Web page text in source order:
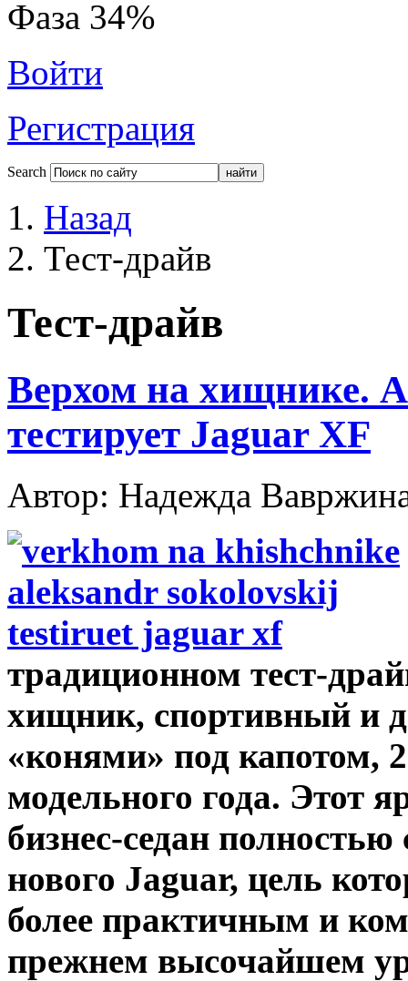
Фаза 34%
Войти
Регистрация
Search
Назад
Тест-драйв
Тест-драйв
Верхом на хищнике.
тестирует Jaguar XF
Автор: Надежда
традиционном тест-
хищник, спортивный и
«конями» под капотом,
модельного года. Этот
бизнес-седан полностью
нового Jaguar, цель
более практичным и
прежнем высочайшем